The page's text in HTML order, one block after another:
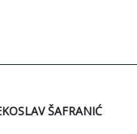
ŠAFRANIĆ